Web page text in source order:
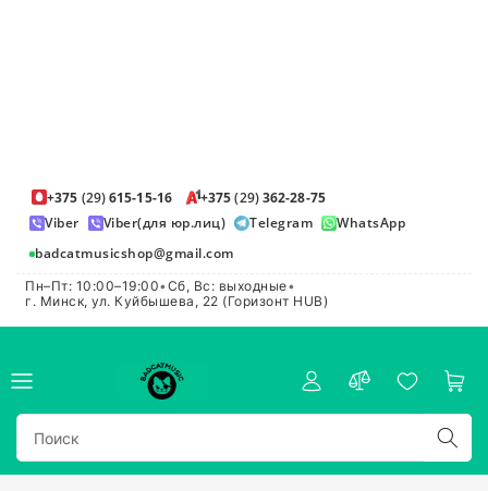
+375 (29)615-15-16 +375(29)362-28-75
Viber
Viber(для юр.лиц) Telegram
WhatsApp
badcatmusicshop@gmail.com
Пн–Пт: 10:00–19:00•Сб, Вс: выходные•
г. Минск, ул. Куйбышева, 22 (Горизонт HUB)